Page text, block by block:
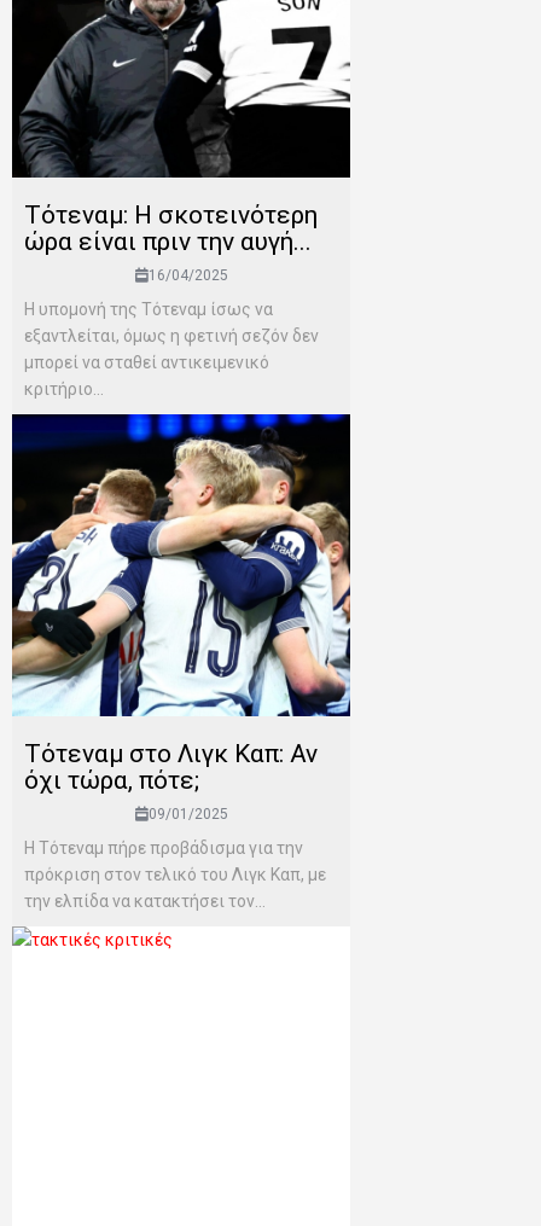
Τότεναμ: Η σκοτεινότερη
ώρα είναι πριν την αυγή...
16/04/2025
Η υπομονή της Τότεναμ ίσως να
εξαντλείται, όμως η φετινή σεζόν δεν
μπορεί να σταθεί αντικειμενικό
κριτήριο...
Τότεναμ στο Λιγκ Καπ: Αν
όχι τώρα, πότε;
09/01/2025
Η Τότεναμ πήρε προβάδισμα για την
πρόκριση στον τελικό του Λιγκ Καπ, με
την ελπίδα να κατακτήσει τον...